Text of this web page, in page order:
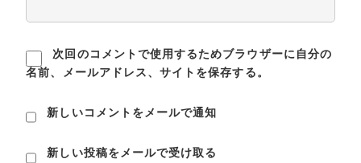
次回のコメントで使用するためブラウザーに自分の
名前、メールアドレス、サイトを保存する。
新しいコメントをメールで通知
新しい投稿をメールで受け取る